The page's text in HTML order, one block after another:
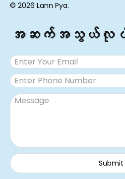
© 2026 Lann Pya.
အဆက်အသွယ်လု